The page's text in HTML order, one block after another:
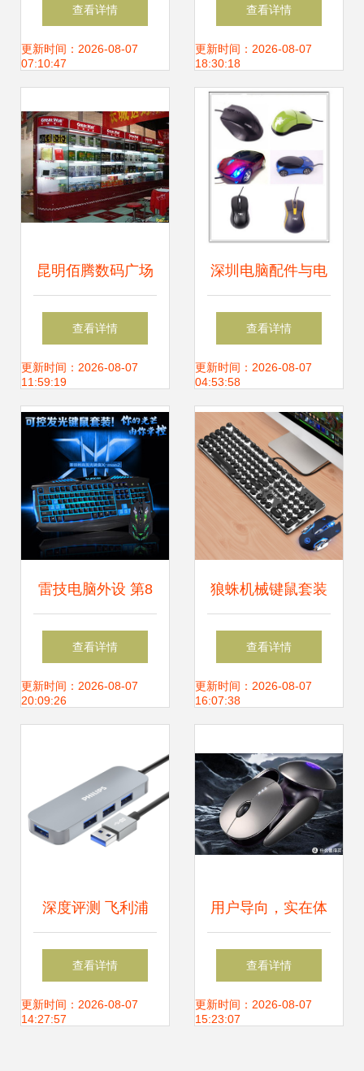
兰天购物欢迎您来
查看详情
更新时间：2026-08-07
07:10:47
全场景覆盖
查看详情
更新时间：2026-08-07
18:30:18
昆明佰腾数码广场
3楼长城外设与
it007门店探访实拍
查看详情
更新时间：2026-08-07
11:59:19
深圳电脑配件与电
脑外设产品 价格、
公司与选购指南
查看详情
更新时间：2026-08-07
04:53:58
雷技电脑外设 第8
页精选，促销批发
两相宜
查看详情
更新时间：2026-08-07
20:09:26
狼蛛机械键鼠套装
评测 复古朋克风下
的电竞实力派
查看详情
更新时间：2026-08-07
16:07:38
深度评测 飞利浦
USB外设
SWR1604，性能
查看详情
更新时间：2026-08-07
14:27:57
用户导向，实在体
验 全面评价英菲克
无线鼠标
查看详情
更新时间：2026-08-07
15:23:07